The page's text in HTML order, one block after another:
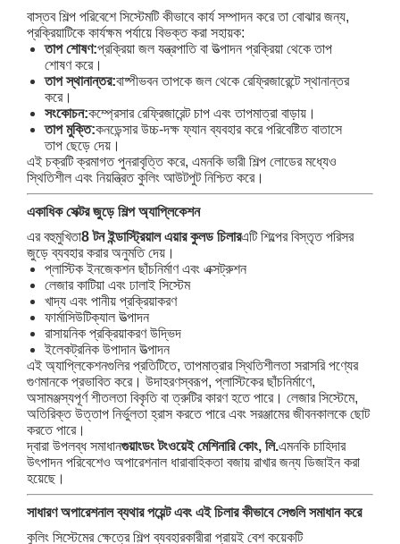
বাস্তব শিল্প পরিবেশে সিস্টেমটি কীভাবে কার্য সম্পাদন করে তা বোঝার জন্য,
প্রক্রিয়াটিকে কার্যক্ষম পর্যায়ে বিভক্ত করা সহায়ক:
তাপ শোষণ:প্রক্রিয়া জল যন্ত্রপাতি বা উত্পাদন প্রক্রিয়া থেকে তাপ
শোষণ করে।
তাপ স্থানান্তর:বাষ্পীভবন তাপকে জল থেকে রেফ্রিজারেন্টে স্থানান্তর
করে।
সংকোচন:কম্প্রেসার রেফ্রিজারেন্ট চাপ এবং তাপমাত্রা বাড়ায়।
তাপ মুক্তি:কনডেন্সার উচ্চ-দক্ষ ফ্যান ব্যবহার করে পরিবেষ্টিত বাতাসে
তাপ ছেড়ে দেয়।
এই চক্রটি ক্রমাগত পুনরাবৃত্তি করে, এমনকি ভারী শিল্প লোডের মধ্যেও
স্থিতিশীল এবং নিয়ন্ত্রিত কুলিং আউটপুট নিশ্চিত করে।
একাধিক সেক্টর জুড়ে শিল্প অ্যাপ্লিকেশন
এর বহুমুখিতা8 টন ইন্ডাস্ট্রিয়াল এয়ার কুলড চিলারএটি শিল্পের বিস্তৃত পরিসর
জুড়ে ব্যবহার করার অনুমতি দেয়।
প্লাস্টিক ইনজেকশন ছাঁচনির্মাণ এবং এক্সট্রুশন
লেজার কাটিয়া এবং ঢালাই সিস্টেম
খাদ্য এবং পানীয় প্রক্রিয়াকরণ
ফার্মাসিউটিক্যাল উত্পাদন
রাসায়নিক প্রক্রিয়াকরণ উদ্ভিদ
ইলেকট্রনিক উপাদান উত্পাদন
এই অ্যাপ্লিকেশনগুলির প্রতিটিতে, তাপমাত্রার স্থিতিশীলতা সরাসরি পণ্যের
গুণমানকে প্রভাবিত করে। উদাহরণস্বরূপ, প্লাস্টিকের ছাঁচনির্মাণে,
অসামঞ্জস্যপূর্ণ শীতলতা বিকৃতি বা ত্রুটির কারণ হতে পারে। লেজার সিস্টেমে,
অতিরিক্ত উত্তাপ নির্ভুলতা হ্রাস করতে পারে এবং সরঞ্জামের জীবনকালকে ছোট
করতে পারে।
দ্বারা উপলব্ধ সমাধানগুয়াংডং টংওয়েই মেশিনারি কোং, লি.এমনকি চাহিদার
উৎপাদন পরিবেশেও অপারেশনাল ধারাবাহিকতা বজায় রাখার জন্য ডিজাইন করা
হয়েছে।
সাধারণ অপারেশনাল ব্যথার পয়েন্ট এবং এই চিলার কীভাবে সেগুলি সমাধান করে
কুলিং সিস্টেমের ক্ষেত্রে শিল্প ব্যবহারকারীরা প্রায়ই বেশ কয়েকটি